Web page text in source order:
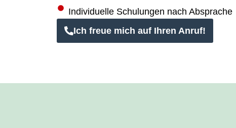
Individuelle Schulungen nach Absprache
Ich freue mich auf Ihren Anruf!